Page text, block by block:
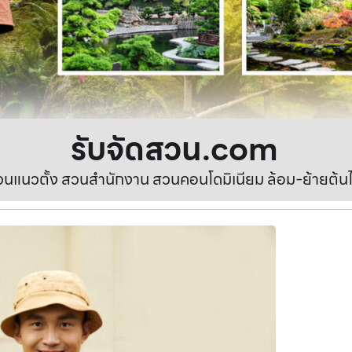
รับจัดสวน.com
แนวตั้ง สวนสำนักงาน สวนคอนโดมิเนียม ล้อม-ย้ายต้น